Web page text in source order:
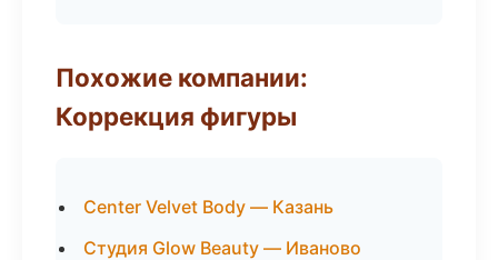
Похожие компании:
Коррекция фигуры
Center Velvet Body — Казань
Студия Glow Beauty — Иваново